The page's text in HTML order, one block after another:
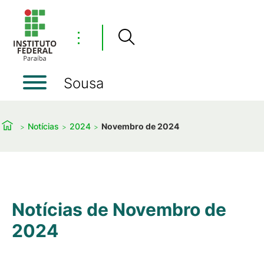
⋮
Sousa
Notícias 2024 Novembro de 2024
Notícias de Novembro de
2024